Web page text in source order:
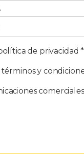
de privacidad *
y